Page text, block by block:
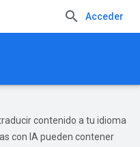
Acceder
contenido a tu idioma
con IA pueden contener